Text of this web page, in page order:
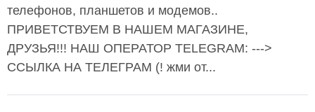
телефонов, планшетов и модемов..
ПРИВЕТСТВУЕМ В НАШЕМ МАГАЗИНЕ,
ДРУЗЬЯ!!! НАШ ОПЕРАТОР TELEGRAM: --->
ССЫЛКА НА ТЕЛЕГРАМ (! жми от...